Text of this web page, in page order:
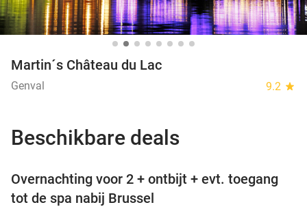
Martin´s Château du Lac
Genval 9.2 star
Beschikbare deals
Overnachting voor 2 + ontbijt + evt. toegang
tot de spa nabij Brussel